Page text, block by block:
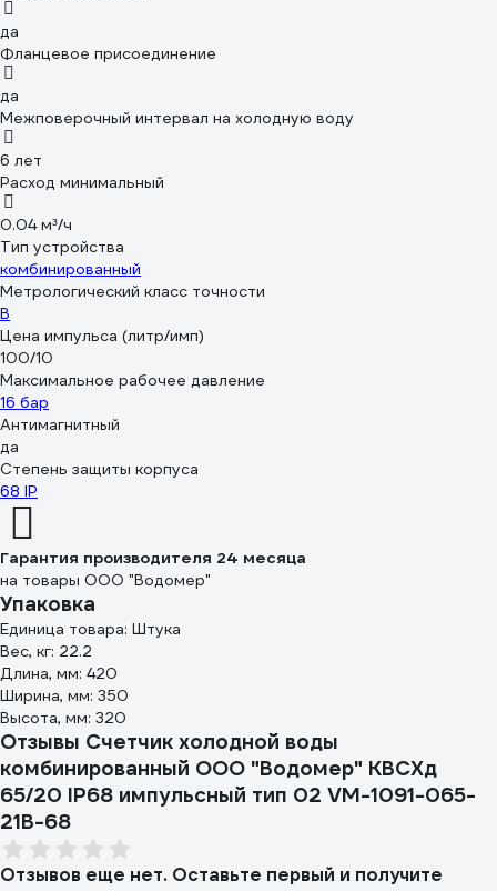
да
Фланцевое присоединение
да
Межповерочный интервал на холодную воду
6 лет
Расход минимальный
0.04 м³/ч
Тип устройства
комбинированный
Метрологический класс точности
В
Цена импульса (литр/имп)
100/10
Максимальное рабочее давление
16 бар
Антимагнитный
да
Степень защиты корпуса
68 IP
Гарантия производителя 24 месяца
на товары ООО "Водомер"
Упаковка
Единица товара: Штука
Вес, кг: 22.2
Длина, мм: 420
Ширина, мм: 350
Высота, мм: 320
Отзывы Счетчик холодной воды
комбинированный ООО "Водомер" КВСХд
65/20 IP68 импульсный тип 02 VM-1091-065-
21B-68
Отзывов еще нет. Оставьте первый и получите